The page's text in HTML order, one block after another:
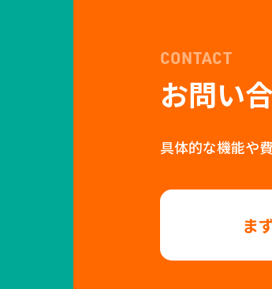
CONTACT
お問い
具体的な機能や
ま